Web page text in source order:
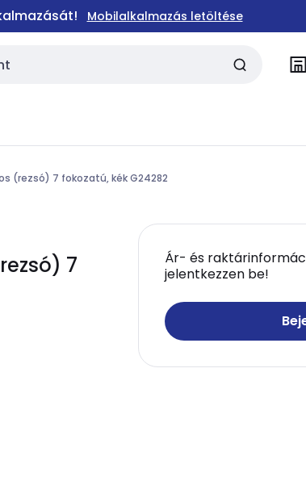
Mobilalkalmazás letöltése
(rezsó) 7 fokozatú, kék G24282
7
Ár- és
jelentkezzen be!